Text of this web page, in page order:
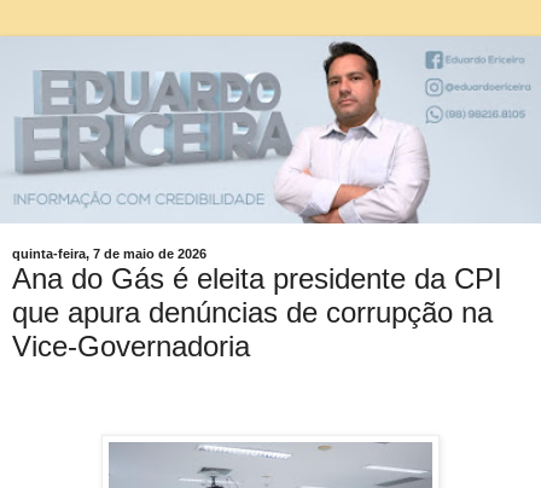
quinta-feira, 7 de maio de 2026
Ana do Gás é eleita presidente da CPI
que apura denúncias de corrupção na
Vice-Governadoria